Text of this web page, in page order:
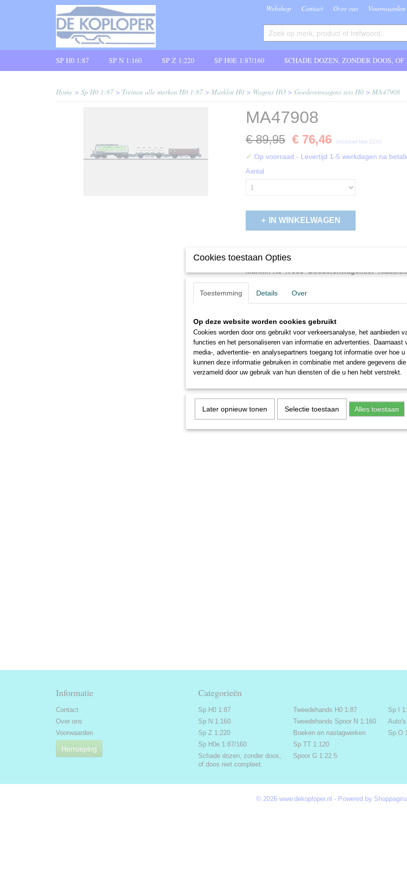
Webshop Contact Over ons Voorwaarden
SP H0 1:87 SP N 1:160 SP Z 1:220 SP H0E 1:87/160 SCHADE DOZEN, ZONDER DOOS,
Home > Sp H0 1:87> Treinen alle merken H0 1:87> Marklin H0 > Wagens HO > Goederenwagens sets H0 > MA47908
MA47908
€ 89,95 € 76,46 (inclusief btw 21%)
✓ Op voorraad - Levertijd 1-5 werkdagen na
Aantal
IN WINKELWAGEN
Omschrijving
Märklin H0 47908 Goederenwagenset
verschillende wagentypes van de
goederenwagen "Klagenfurt", 1 containerwagen met 5
voor frituurolie.
Melkreservoirs uitneembaar. Totale lengte over buffers
Oldtimer goederentrein past goed bij nr. 37558
Informatie
Contact
Over ons
Voorwaarden
Herroeping
Categorieën
Sp H0 1:87
Sp N 1:160
Sp Z 1:220
Sp H0e 1:87/160
Schade dozen, zonder doos,
of doos niet compleet.
Tweedehands H0 1:87
Tweedehands Spoor N 1:160
Boeken en naslagwerken
Sp TT 1:120
Spoor G 1:22.5
Sp I
Sp.O
© 2026 www.dekoploper.nl - Powered by
Cookies toestaan Opties
Toestemming Details Over
Op deze website worden cookies gebruikt
Cookies worden door ons gebruikt voor verkeersanalyse, het aanbieden
functies en het personaliseren van informatie en advertenties. Daarnaast
media-, advertentie- en analysepartners toegang tot informatie over hoe
kunnen deze informatie gebruiken in combinatie met andere gegevens
verzameld door uw gebruik van hun diensten of die u hen hebt verstrekt.
Later opnieuw tonen Selectie toestaan Alles toestaan